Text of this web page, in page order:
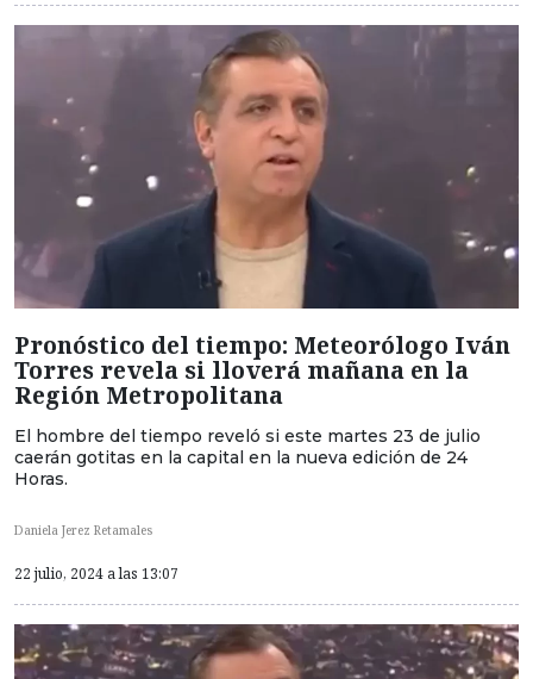
Pronóstico del tiempo: Meteorólogo Iván
Torres revela si lloverá mañana en la
Región Metropolitana
El hombre del tiempo reveló si este martes 23 de julio
caerán gotitas en la capital en la nueva edición de 24
Horas.
Daniela Jerez Retamales
22 julio, 2024 a las 13:07